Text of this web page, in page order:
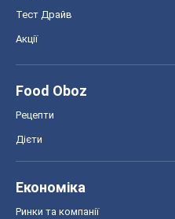
Тест Драйв
Акції
Food Oboz
Рецепти
Дієти
Економіка
Ринки та компанії